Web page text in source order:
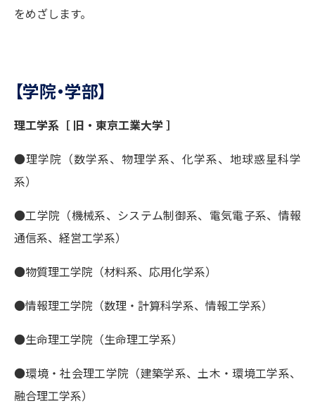
をめざします。
【学院・学部】
理工学系［ 旧・東京工業大学 ］
●理学院（数学系、物理学系、化学系、地球惑星科学
系）
●工学院（機械系、システム制御系、電気電子系、情報
通信系、経営工学系）
●物質理工学院（材料系、応用化学系）
●情報理工学院（数理・計算科学系、情報工学系）
●生命理工学院（生命理工学系）
●環境・社会理工学院（建築学系、土木・環境工学系、
融合理工学系）